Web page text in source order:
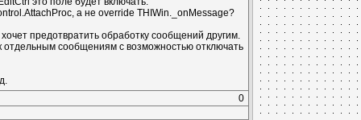
а не override THIWin._onMessage?
предотвратить обработку сообщений другим.
отдельным сообщениям с возможностью отключать
0